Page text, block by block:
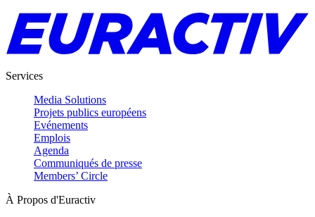
Services
Media Solutions
Projets publics européens
Evénements
Emplois
Agenda
Communiqués de presse
Members’ Circle
À Propos d'Euractiv